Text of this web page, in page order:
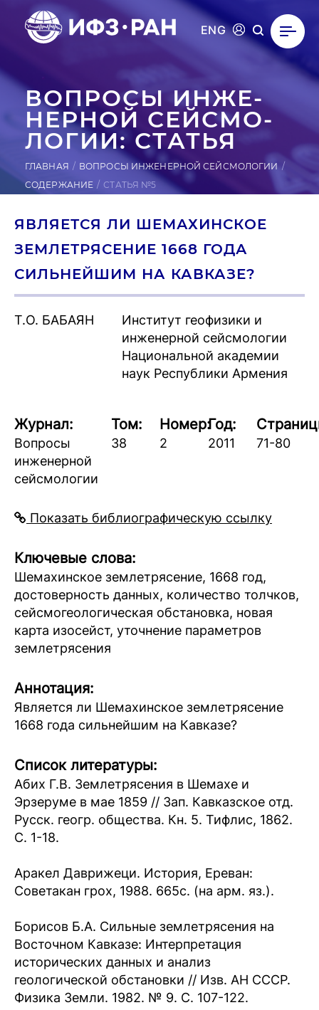
ENG
ВОПРОСЫ ИН­ЖЕ­
НЕР­НОЙ СЕЙ­СМО­
ЛОГИИ: СТАТЬЯ
ГЛАВНАЯ
ВОПРОСЫ ИНЖЕНЕРНОЙ СЕЙСМОЛОГИИ
СОДЕРЖАНИЕ
СТАТЬЯ №5
ЯВЛЯЕТСЯ ЛИ ШEМАХИНСКОЕ
ЗЕМЛЕТРЯСЕНИЕ 1668 ГОДА
СИЛЬНЕЙШИМ НА КАВКАЗЕ?
Т.О. БАБАЯН
Институт геофизики и
инженерной сейсмологии
Национальной академии
наук Республики Армения
Журнал:
Вопросы
инженерной
сейсмологии
Том:
38
Номер:
2
Год:
2011 71-80
Показать библиографическую ссылку
Ключевые слова:
Шeмахинское землетрясение, 1668 год,
достоверность данных, количество толчков,
сейсмогеологическая обстановка, новая
карта изосейст, уточнение параметров
землетрясения
Аннотация:
Является ли Шемахинское землетрясение
1668 года сильнейшим на Кавказе?
Список литературы:
Абих Г.В. Землетрясения в Шемахе и
Эрзеруме в мае 1859 // Зап. Кавказское отд.
Русск. геогр. общества. Кн. 5. Тифлис, 1862.
С. 1-18.
Аракел Даврижеци. История, Ереван:
Советакан грох, 1988. 665с. (на арм. яз.).
Борисов Б.А. Сильные землетрясения на
Восточном Кавказе: Интерпретация
исторических данных и анализ
геологической обстановки // Изв. АН СССР.
Физика Земли. 1982. № 9. С. 107-122.